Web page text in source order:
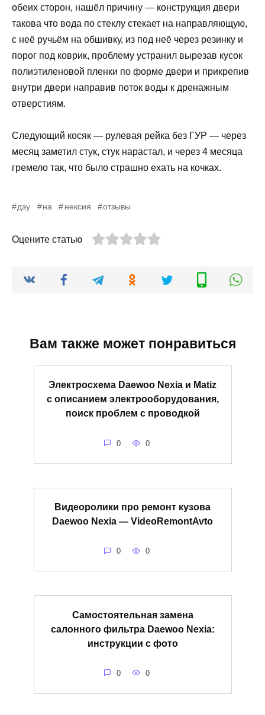
обеих сторон, нашёл причину — конструкция двери
такова что вода по стеклу стекает на направляющую,
с неё ручьём на обшивку, из под неё через резинку и
порог под коврик, проблему устранил вырезав кусок
полиэтиленовой пленки по форме двери и прикрепив
внутри двери направив поток воды к дренажным
отверстиям.
Следующий косяк — рулевая рейка без ГУР — через
месяц заметил стук, стук нарастал, и через 4 месяца
гремело так, что было страшно ехать на кочках.
дэу на нексия отзывы
Оцените статью
Вам также может понравиться
Электросхема Daewoo Nexia и Matiz
с описанием электрооборудования,
поиск проблем с проводкой
0 0
Видеоролики про ремонт кузова
Daewoo Nexia — VideoRemontAvto
0 0
Самостоятельная замена
салонного фильтра Daewoo Nexia:
инструкции с фото
0 0